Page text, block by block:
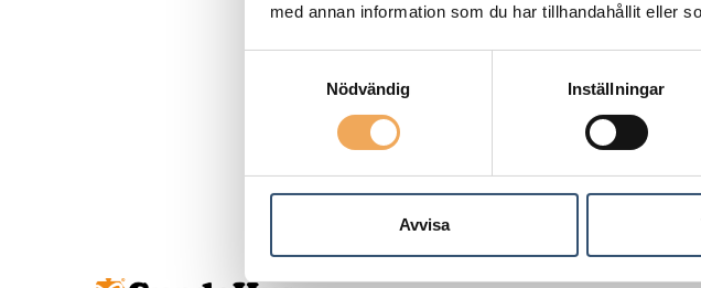
med annan information som du har tillhandahållit eller
Nödvändig
Inställningar
Avvisa